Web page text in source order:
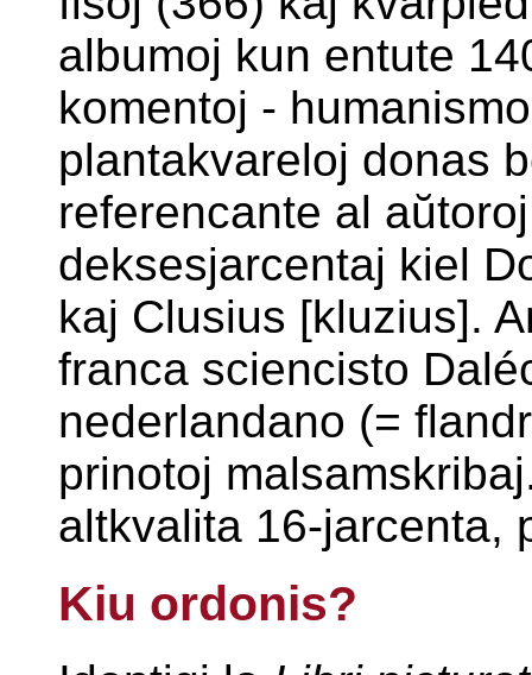
albumoj kun entute
komentoj -
plantakvareloj donas
referencante al
deksesjarcentaj kiel
kaj Clusius [kluzius].
franca sciencisto
nederlandano (=
prinotoj
altkvalita 16-jarcenta,
Kiu ordonis?